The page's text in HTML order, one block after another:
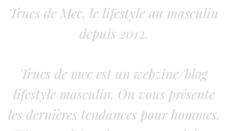
Trucs de Mec, le lifestyle au masculin
depuis 2012.
Trucs de mec est un webzine/blog
lifestyle masculin. On vous présente
les dernières tendances pour hommes.